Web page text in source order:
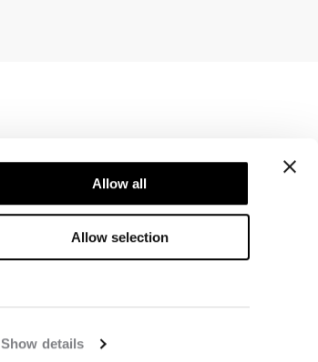
Show details
Allow all
Allow selection
Newsletter
Abonner på nyhetsbrevet vårt! Få eksklusive
tilbud, de siste nyhetene våre og mye mer.